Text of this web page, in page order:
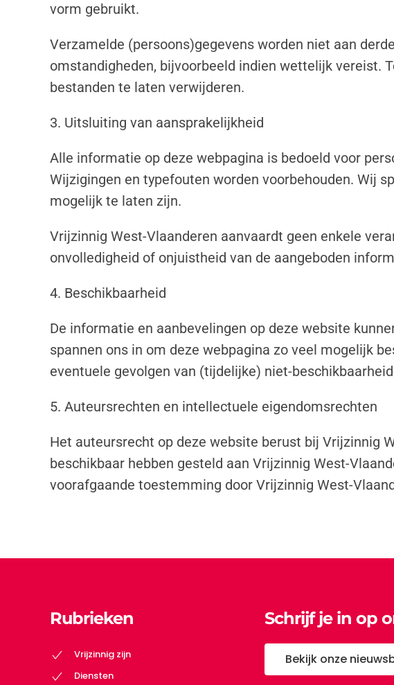
vorm gebruikt.
Verzamelde (persoons)gegevens worden niet aan
omstandigheden, bijvoorbeeld indien wettelijk vereist.
bestanden te laten verwijderen.
3. Uitsluiting van aansprakelijkheid
Alle informatie op deze webpagina is bedoeld voor
Wijzigingen en typefouten worden voorbehouden. Wij
mogelijk te laten zijn.
Vrijzinnig West-Vlaanderen aanvaardt geen enkele
onvolledigheid of onjuistheid van de aangeboden
4. Beschikbaarheid
De informatie en aanbevelingen op deze website
spannen ons in om deze webpagina zo veel mogelijk
eventuele gevolgen van (tijdelijke) niet-
5. Auteursrechten en intellectuele eigendomsrechten
Het auteursrecht op deze website berust bij Vrijzinnig
beschikbaar hebben gesteld aan Vrijzinnig West-
voorafgaande toestemming door Vrijzinnig West-
Rubrieken
Vrijzinnig zijn
Diensten
Schrijf je in op
Bekijk onze